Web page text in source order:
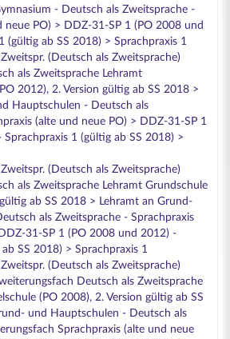
- Deutsch als Zweitsprache -
neue PO) > DDZ-31-SP 1 (PO 2008 und
(gültig ab SS 2018) > Sprachpraxis 1
(Deutsch als Zweitsprache)
als Zweitsprache Lehramt
2012), 2. Version gültig ab SS 2018 >
Hauptschulen - Deutsch als
(alte und neue PO) > DDZ-31-SP 1
1 (gültig ab SS 2018) >
(Deutsch als Zweitsprache)
als Zweitsprache Lehramt Grundschule
ab SS 2018 > Lehramt an Grund-
als Zweitsprache - Sprachpraxis
31-SP 1 (PO 2008 und 2012) -
SS 2018) > Sprachpraxis 1
(Deutsch als Zweitsprache)
Deutsch als Zweitsprache
(PO 2008), 2. Version gültig ab SS
und Hauptschulen - Deutsch als
Sprachpraxis (alte und neue